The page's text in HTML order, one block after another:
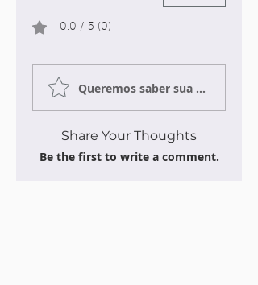
0.0 / 5 (0)
Queremos saber sua opinião
Share Your Thoughts
Be the first to write a comment.